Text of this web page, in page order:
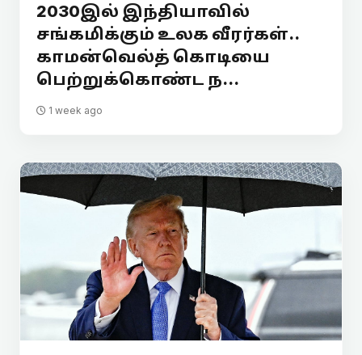
2030இல் இந்தியாவில்
சங்கமிக்கும் உலக வீரர்கள்..
காமன்வெல்த் கொடியை
பெற்றுக்கொண்ட ந...
1 week ago